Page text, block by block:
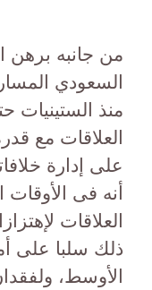
من جانبه برهن
السعودي
منذ الستينيات
العلاقات مع
على إدارة
أنه فى
العلاقات
ذلك سلبا على
الأوسط،